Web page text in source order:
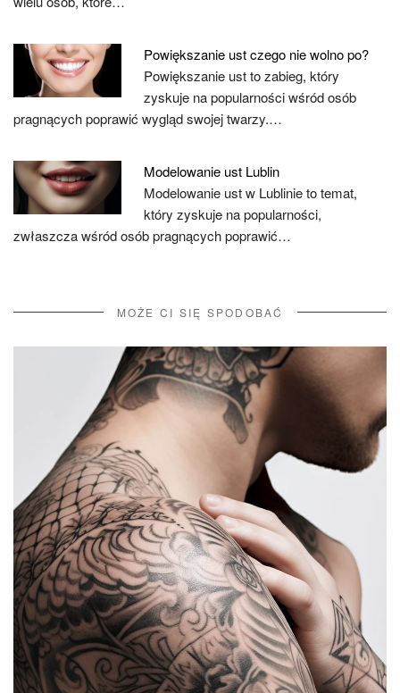
Powiększanie ust czego nie wolno po?
Powiększanie ust to zabieg, który
zyskuje na popularności wśród osób
pragnących poprawić wygląd swojej twarzy.…
Modelowanie ust Lublin
Modelowanie ust w Lublinie to temat,
który zyskuje na popularności,
zwłaszcza wśród osób pragnących poprawić…
MOŻE CI SIĘ SPODOBAĆ